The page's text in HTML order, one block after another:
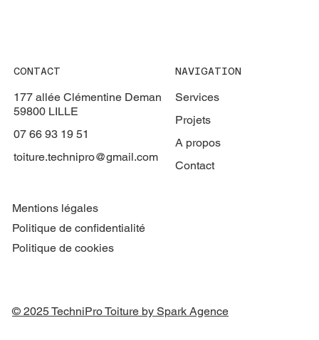
CONTACT
177 allée Clémentine Deman
59800 LILLE
07 66 93 19 51
toiture.technipro@gmail.com
NAVIGATION
Services
Projets
A propos
Contact
Mentions légales
Politique de confidentialité
Politique de cookies
© 2025 TechniPro Toiture by Spark Agence